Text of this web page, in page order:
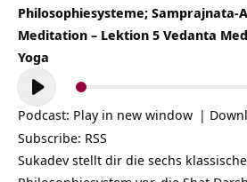
Philosophiesysteme; Samprajnata-
Meditation – Lektion 5 Vedanta
Yoga
Audio-
Player
Podcast: Play in new window |
Subscribe: RSS
Sukadev stellt dir die sechs